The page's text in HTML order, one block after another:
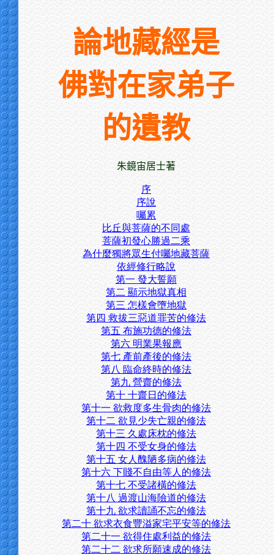
論地藏經是
佛對在家弟子
的遺教
朱鏡宙居士著
序
序說
囑累
比丘與菩薩的不同處
菩薩初發心勝過二乘
為什麼獨將眾生付囑地藏菩薩
依經修行略說
第一 發大誓願
第二 顯示地獄真相
第三 怎樣會墮地獄
第四 救拔三惡道罪苦的修法
第五 布施功德的修法
第六 明業果報應
第七 產前產後的修法
第八 臨命終時的修法
第九 營齋的修法
第十 十齋日的修法
第十一 欲救度多生骨肉的修法
第十二 欲見少失亡親的修法
第十三 久處床枕的修法
第十四 不受女身的修法
第十五 女人醜陋多病的修法
第十六 下賤不自由等人的修法
第十七 不受諸橫的修法
第十八 過渡山海險道的修法
第十九 欲求讀誦不忘的修法
第二十 欲求衣食豐溢家宅平安等的修法
第二十一 欲得住處利益的修法
第二十二 欲求所願速成的修法